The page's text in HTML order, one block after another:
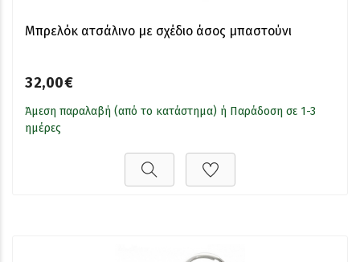
Μπρελόκ ατσάλινο με σχέδιο άσος μπαστούνι
32,00€
Άμεση παραλαβή (από το κατάστημα) ή Παράδοση σε 1-3
ημέρες